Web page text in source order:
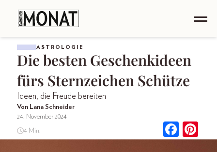
ASTROLOGIE
Die besten Geschenkideen
fürs Sternzeichen Schütze
Ideen, die Freude bereiten
Von Lana Schneider
24. November 2024
4 Min.